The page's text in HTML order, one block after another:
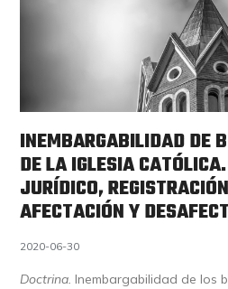
INEMBARGABILIDAD DE
DE LA IGLESIA
JURÍDICO,
AFECTACIÓN Y
2020-06-30
Doctrina. Inembargabilidad de los